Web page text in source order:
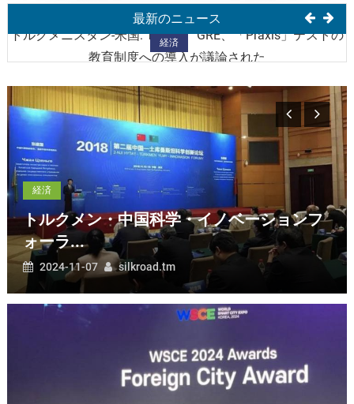
最新のニュース
ガバートで開催される
経済
トルクメニスタン-米国: TOEFL、GRE、「Praxis」テストの
教育制度への導入が議論された
経済
経済
カザフスタン大統領はセルダル・ベルディムハメドフをア
スタナでのサミットに参加するよう招待した
経済
トルクメニスタン大統領は独立記念日に米国大統領を祝っ
た
経済
トルクメン・中国科学・イノベーションフォーラムがアシ
ガバートで開催される
経済
トルクメン・中国科学・イノベーションフ
ォーラ...
2024-11-07 silkroad.tm